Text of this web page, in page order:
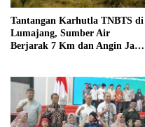
Tantangan Karhutla TNBTS di
Lumajang, Sumber Air
Berjarak 7 Km dan Angin Jadi